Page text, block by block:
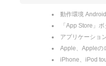
動作環境
「App Store」
アプリケーショ
Apple、Appleの
iPhone、iPod